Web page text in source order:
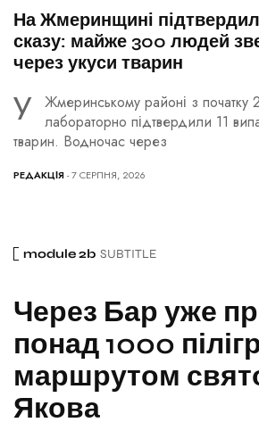
На Жмеринщині
сказу: майже 300 людей
через укуси тварин
У
Жмеринському районі з початку
лабораторно підтвердили 11
тварин. Водночас через
РЕДАКЦІЯ- 7 СЕРПНЯ, 2026
module 2b SUBTITLE
Через Бар уже
понад 1000
маршрутом
Якова